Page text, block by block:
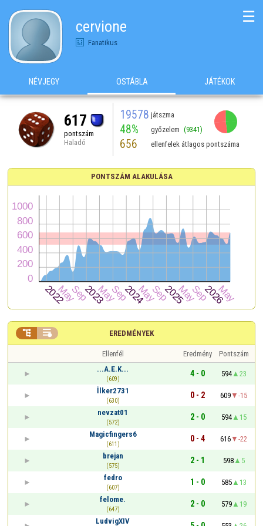
cervione
Fanatikus
☰
NÉVJEGY OSTÁBLA JÁTÉKOK
617
pontszám
Haladó
19578 játszma
48% győzelem (9341)
656 ellenfelek átlagos pontszáma
PONTSZÁM ALAKULÁSA
EREDMÉNYEK
 
Ellenfél Eredmény
Pontszám
...A.E.K...
(609)
4 - 0 594
23
İlker2731
(630)
0 - 2 609
-15
nevzat01
(572)
2 - 0 594
15
Magicfingers6
(611)
0 - 4 616
-22
brejan
(575)
2 - 1 598
5
fedro
(607)
1 - 0 585
13
felome.
(647)
2 - 0 579
19
LudvigXIV